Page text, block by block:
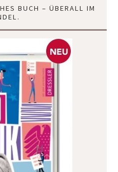
BUCH – ÜBERALL IM